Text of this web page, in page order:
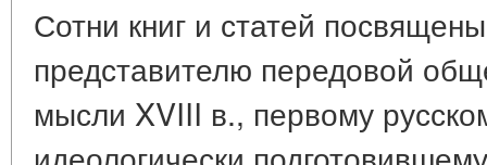
Сотни книг и статей
представителю передовой
мысли XVIII в., первому